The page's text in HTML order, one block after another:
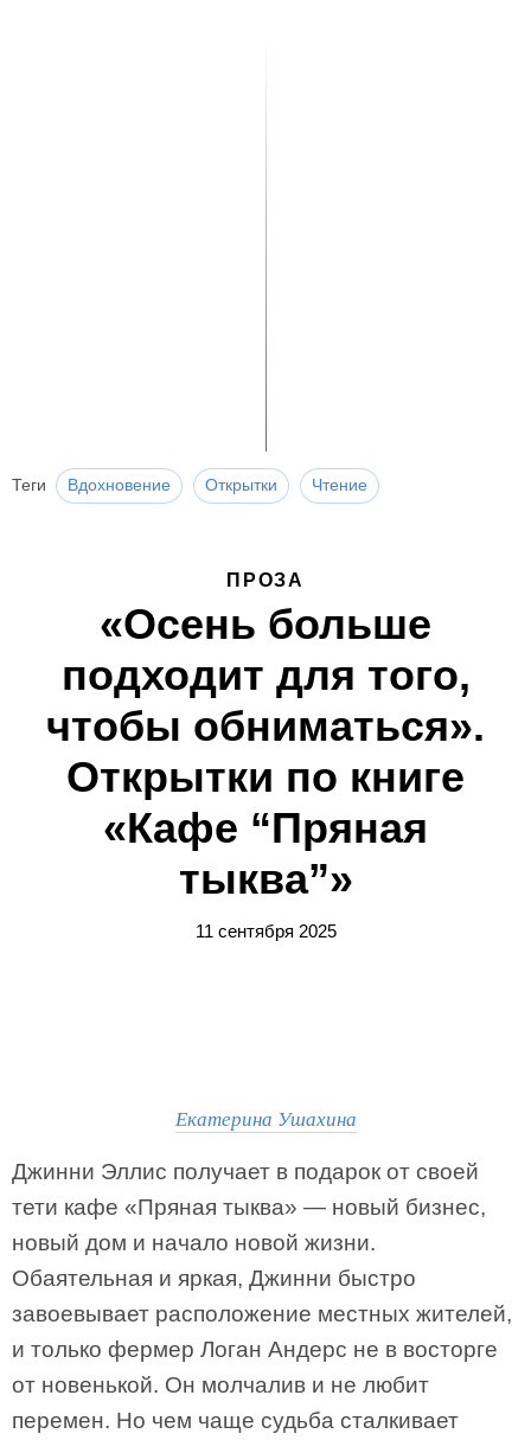
Теги Вдохновение Открытки Чтение
ПРОЗА
«Осень больше
подходит для того,
чтобы обниматься».
Открытки по книге
«Кафе “Пряная
тыква”»
11 сентября 2025
Екатерина Ушахина
Джинни Эллис получает в подарок от своей
тети кафе «Пряная тыква» — новый бизнес,
новый дом и начало новой жизни.
Обаятельная и яркая, Джинни быстро
завоевывает расположение местных жителей,
и только фермер Логан Андерс не в восторге
от новенькой. Он молчалив и не любит
перемен. Но чем чаще судьба сталкивает